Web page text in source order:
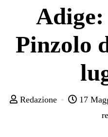
Pinzolo
Redazione 17